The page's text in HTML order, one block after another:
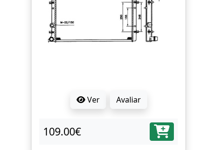
Ver Avaliar
109.00€